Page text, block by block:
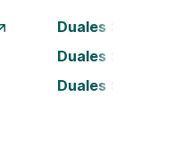
Duales Studium
Duales Studium
Duales Studium